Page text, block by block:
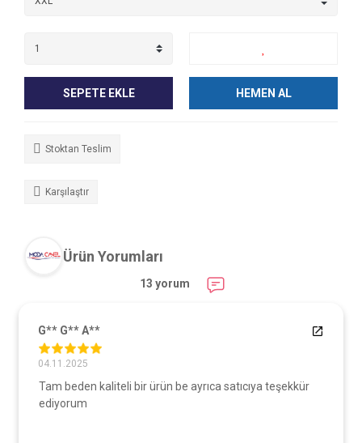
SEPETE EKLE HEMEN AL
Stoktan Teslim
Karşılaştır
Ürün Yorumları
13 yorum
G** G** A**
04.11.2025
Tam beden kaliteli bir ürün be ayrıca satıcıya teşekkür
ediyorum